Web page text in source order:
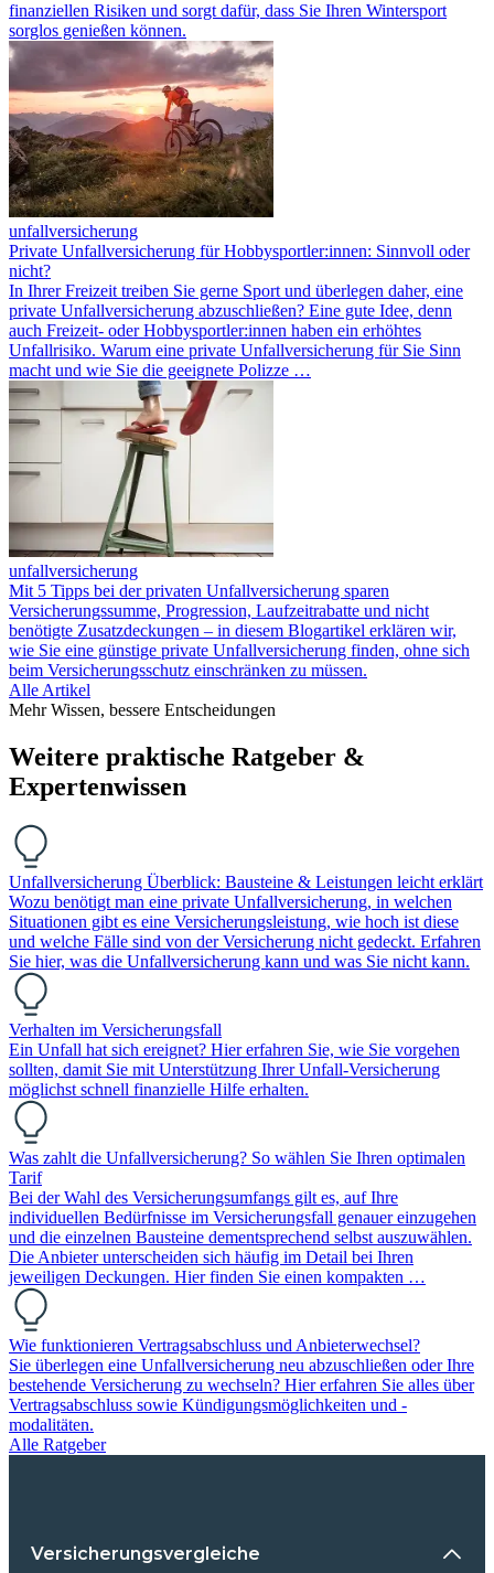
finanziellen Risiken und sorgt dafür, dass Sie Ihren Wintersport
sorglos genießen können.
unfallversicherung
Private Unfallversicherung für Hobbysportler:innen: Sinnvoll oder
nicht?
In Ihrer Freizeit treiben Sie gerne Sport und überlegen daher, eine
private Unfallversicherung abzuschließen? Eine gute Idee, denn
auch Freizeit- oder Hobbysportler:innen haben ein erhöhtes
Unfallrisiko. Warum eine private Unfallversicherung für Sie Sinn
macht und wie Sie die geeignete Polizze …
unfallversicherung
Mit 5 Tipps bei der privaten Unfallversicherung sparen
Versicherungssumme, Progression, Laufzeitrabatte und nicht
benötigte Zusatzdeckungen – in diesem Blogartikel erklären wir,
wie Sie eine günstige private Unfallversicherung finden, ohne sich
beim Versicherungsschutz einschränken zu müssen.
Alle Artikel
Mehr Wissen, bessere Entscheidungen
Weitere praktische Ratgeber &
Expertenwissen
Unfallversicherung Überblick: Bausteine & Leistungen leicht erklärt
Wozu benötigt man eine private Unfallversicherung, in welchen
Situationen gibt es eine Versicherungsleistung, wie hoch ist diese
und welche Fälle sind von der Versicherung nicht gedeckt. Erfahren
Sie hier, was die Unfallversicherung kann und was Sie nicht kann.
Verhalten im Versicherungsfall
Ein Unfall hat sich ereignet? Hier erfahren Sie, wie Sie vorgehen
sollten, damit Sie mit Unterstützung Ihrer Unfall-Versicherung
möglichst schnell finanzielle Hilfe erhalten.
Was zahlt die Unfallversicherung? So wählen Sie Ihren optimalen
Tarif
Bei der Wahl des Versicherungsumfangs gilt es, auf Ihre
individuellen Bedürfnisse im Versicherungsfall genauer einzugehen
und die einzelnen Bausteine dementsprechend selbst auszuwählen.
Die Anbieter unterscheiden sich häufig im Detail bei Ihren
jeweiligen Deckungen. Hier finden Sie einen kompakten …
Wie funktionieren Vertragsabschluss und Anbieterwechsel?
Sie überlegen eine Unfallversicherung neu abzuschließen oder Ihre
bestehende Versicherung zu wechseln? Hier erfahren Sie alles über
Vertragsabschluss sowie Kündigungsmöglichkeiten und -
modalitäten.
Alle Ratgeber
Versicherungsvergleiche